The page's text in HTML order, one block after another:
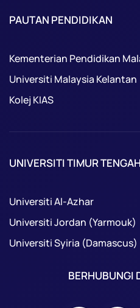
PAUTAN PENDIDIKAN
Kementerian Pendidikan
Universiti Malaysia Kelantan
Kolej KIAS
UNIVERSITI TIMUR TENGAH
Universiti Al-Azhar
Universiti Jordan (Yarmouk)
Universiti Syiria (Damascus)
BERHUBUNGI